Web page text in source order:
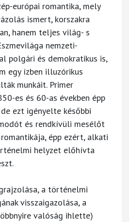
európai romantika, mely
ismert, korszakra
hanem teljes világ- s
nemzeti-
polgári és demokratikus is,
egy ízben illuzórikus
munkáit. Primer
es és 60-as években épp
ezt igényelte későbbi
és rendkívüli mesélőt
épp ezért, alkati
helyzet előhívta
a történelmi
visszaigazolása, a
valóság ihlette)